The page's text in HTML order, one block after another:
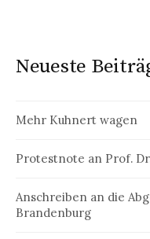
Neueste
Mehr Kuhnert wagen
Protestnote an Prof.
Anschreiben an die
Brandenburg